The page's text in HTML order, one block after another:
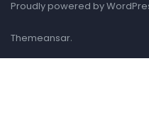
Proudly powered by
Themeansar.